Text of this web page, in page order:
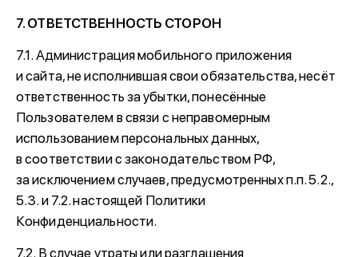
7. ОТВЕТСТВЕННОСТЬ СТОРОН
7.1. Администрация мобильного приложения
и сайта, не исполнившая свои обязательства, несёт
ответственность за убытки, понесённые
Пользователем в связи с неправомерным
использованием персональных данных,
в соответствии с законодательством РФ,
за исключением случаев, предусмотренных п.п. 5.2.,
5.3. и 7.2. настоящей Политики
Конфиденциальности.
7.2. В случае утраты или разглашения